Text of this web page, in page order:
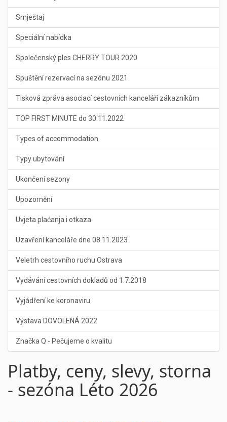
Smještaj
Speciální nabídka
Společenský ples CHERRY TOUR 2020
Spuštění rezervací na sezónu 2021
Tisková zpráva asociací cestovních kanceláří zákazníkům
TOP FIRST MINUTE do 30.11.2022
Types of accommodation
Typy ubytování
Ukončení sezony
Upozornění
Uvjeta plaćanja i otkaza
Uzavření kanceláře dne 08.11.2023
Veletrh cestovního ruchu Ostrava
Vydávání cestovních dokladů od 1.7.2018
Vyjádření ke koronaviru
Výstava DOVOLENÁ 2022
Značka Q - Pečujeme o kvalitu
Platby, ceny, slevy, storna
- sezóna Léto 2026